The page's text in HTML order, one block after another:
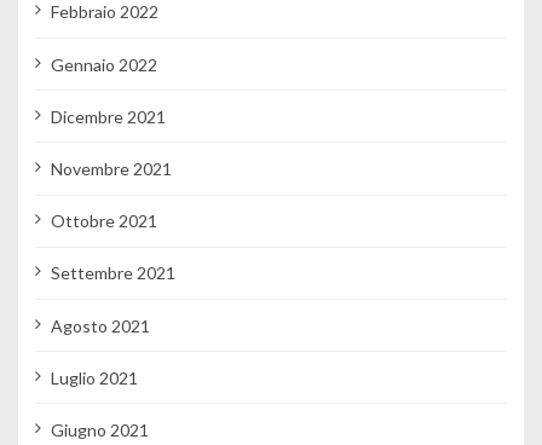
Febbraio 2022
Gennaio 2022
Dicembre 2021
Novembre 2021
Ottobre 2021
Settembre 2021
Agosto 2021
Luglio 2021
Giugno 2021